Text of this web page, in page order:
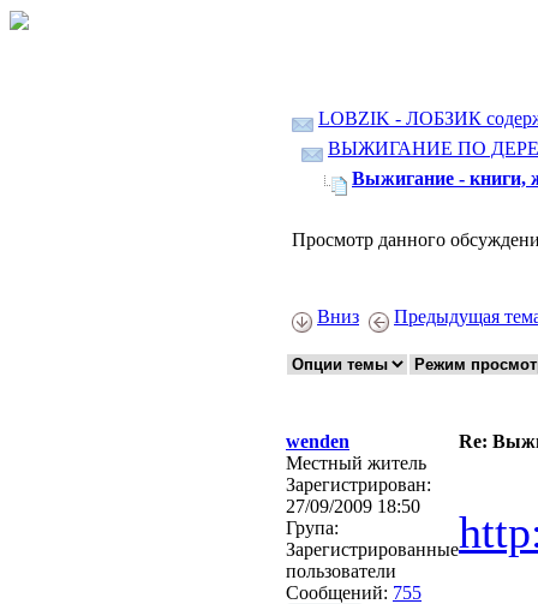
LOBZIK - ЛОБЗИК
ВЫЖИГАНИЕ ПО
Выжигание - книги,
Просмотр данного
Вниз Предыдущая
wenden
Re:
Местный житель
Зарегистрирован:
27/09/2009 18:50
Група:
Зарегистрированные
пользователи
Сообщений: 755